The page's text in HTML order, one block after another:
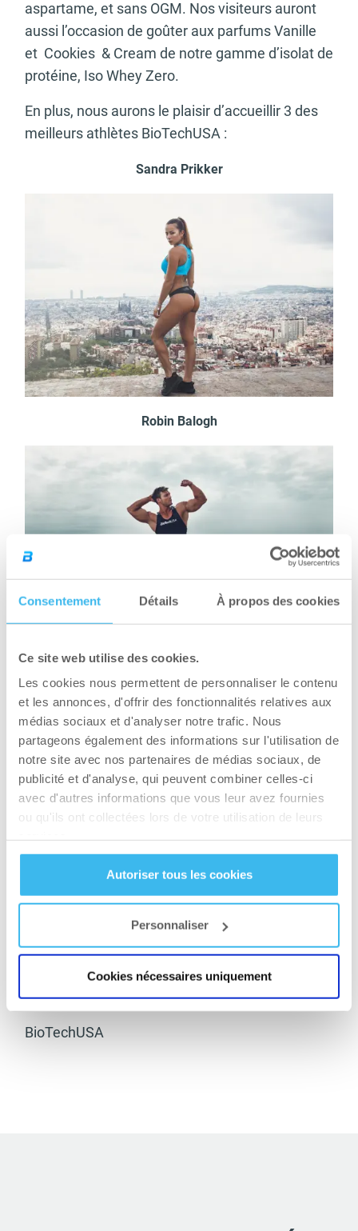
Consentement Détails À propos des cookies
Ce site web utilise des cookies.
Les cookies nous permettent de personnaliser le contenu
et les annonces, d'offrir des fonctionnalités relatives aux
médias sociaux et d'analyser notre trafic. Nous
partageons également des informations sur l'utilisation de
notre site avec nos partenaires de médias sociaux, de
publicité et d'analyse, qui peuvent combiner celles-ci
avec d'autres informations que vous leur avez fournies
ou qu'ils ont collectées lors de votre utilisation de leurs
Autoriser tous les cookies
Personnaliser
Cookies nécessaires uniquement
aspartame, et sans OGM. Nos visiteurs auront
aussi l’occasion de goûter aux parfums Vanille
et Cookies & Cream de notre gamme d’isolat de
protéine, Iso Whey Zero.
En plus, nous aurons le plaisir d’accueillir 3 des
meilleurs athlètes BioTechUSA :
Sandra Prikker
Robin Balogh
Roger Snipes
N’oubliez pas de venir nous rendre visite sur
notre stand BioTechUSA pour essayer nos
protéines et nos barres, et pour rencontrer les
athlètes qui vous y attendront !
BioTechUSA